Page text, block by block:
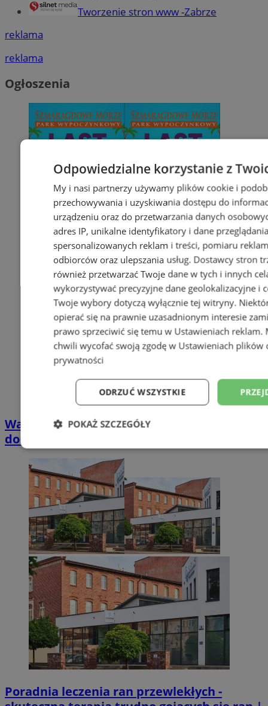
Tworzenie stron www -Zabrze
reklama
reklama
Ogłoszenia
Wakacyjny wypoczynek nad Bałtykiem w
domkach Szmaragdowe Morze
Poradnia leczenia ran przewlekłych -
Odpowiedzialne korzystanie z
My i nasi partnerzy używamy plików cookie i
przechowywania i uzyskiwania dostępu do
urządzeniu oraz do przetwarzania danych
adres IP, unikalne identyfikatory i dane
spersonalizowanych reklam i treści, pomiaru
odbiorców oraz ulepszania usług. Dostawcy stron
również przetwarzać Twoje dane w tych i innych
wykorzystywać precyzyjne dane geolokalizacyjne i
Twoje wybory dotyczą wyłącznie tej witryny.
opierać się na prawnie uzasadnionym interesie
prawo sprzeciwić się temu w Ustawieniach reklam.
chwili wycofać swoją zgodę w Ustawieniach plików
prywatności
ODRZUĆ WSZYSTKIE
POKAŻ SZCZEGÓŁY
Niezbędne Wydajność
Niesklasyfikowane
Niezbędne Wydajność Targetowanie
Niezbędne pliki cookie umożliwiają korzystanie z podstawowych
takich jak logowanie użytkownika i zarządzanie kontem. Bez
można prawidłowo korzystać ze strony internetowej.
Nazwa
Provider
Domena
SessID
zabrze.com.pl
QeSessID zabrze.com.pl